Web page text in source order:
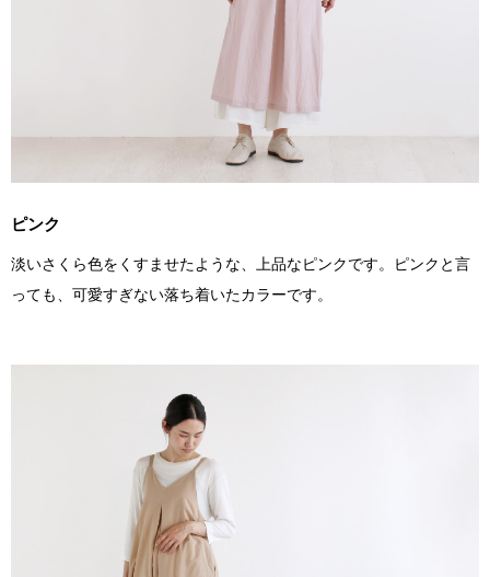
ピンク
淡いさくら色をくすませたような、上品なピンクです。ピンクと言
っても、可愛すぎない落ち着いたカラーです。